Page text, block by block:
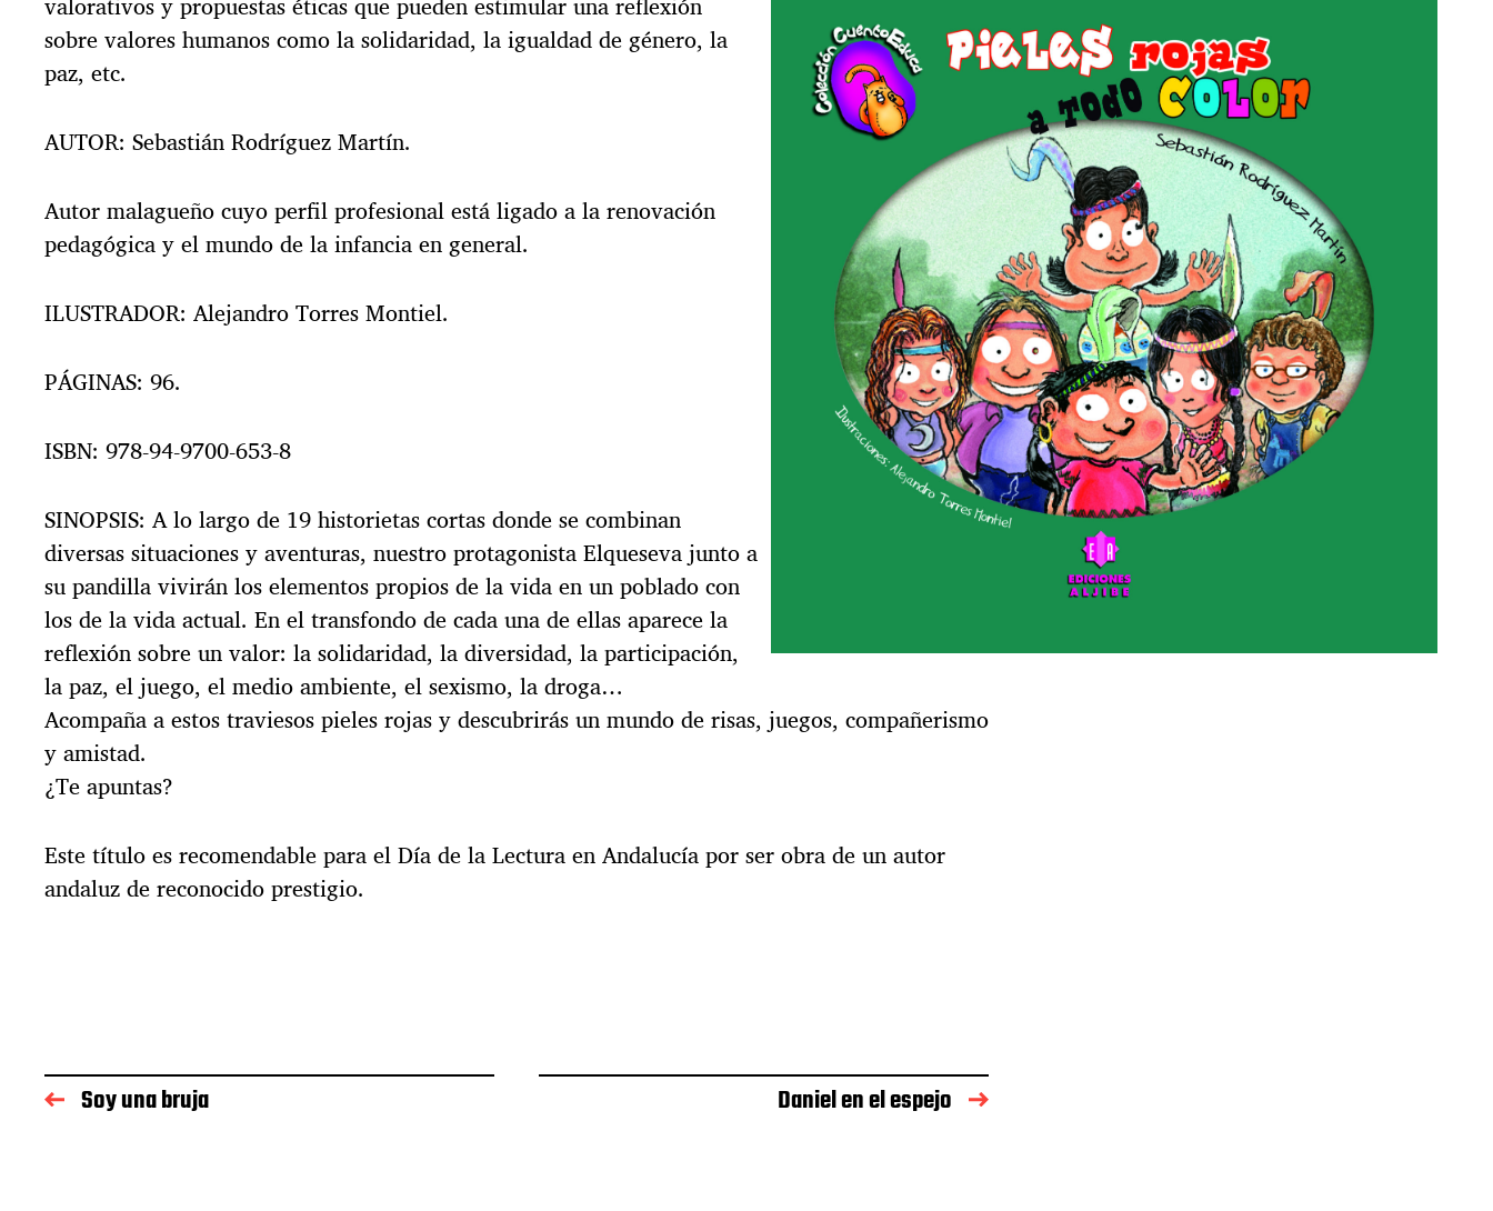
l
a
e
n
r
d
a
sobre valores humanos como la solidaridad, la igualdad de género, la
paz, etc.
AUTOR: Sebastián Rodríguez Martín.
Autor malagueño cuyo perfil profesional está ligado a la renovación
pedagógica y el mundo de la infancia en general.
ILUSTRADOR: Alejandro Torres Montiel.
PÁGINAS: 96.
ISBN: 978-94-9700-653-8
SINOPSIS: A lo largo de 19 historietas cortas donde se combinan
diversas situaciones y aventuras, nuestro protagonista Elqueseva junto a
su pandilla vivirán los elementos propios de la vida en un poblado con
los de la vida actual. En el transfondo de cada una de ellas aparece la
reflexión sobre un valor: la solidaridad, la diversidad, la participación,
la paz, el juego, el medio ambiente, el sexismo, la droga…
Acompaña a estos traviesos pieles rojas y descubrirás un mundo de risas, juegos, compañerismo
y amistad.
¿Te apuntas?
Este título es recomendable para el Día de la Lectura en Andalucía por ser obra de un autor
andaluz de reconocido prestigio.
Soy una bruja Daniel en el espejo